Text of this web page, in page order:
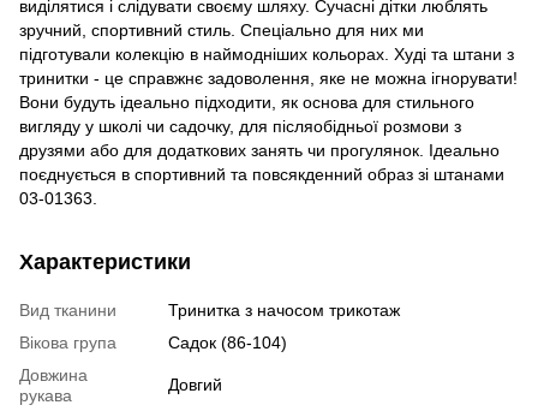
виділятися і слідувати своєму шляху. Сучасні дітки люблять
зручний, спортивний стиль. Спеціально для них ми
підготували колекцію в наймодніших кольорах. Худі та штани з
тринитки - це справжнє задоволення, яке не можна ігнорувати!
Вони будуть ідеально підходити, як основа для стильного
вигляду у школі чи садочку, для післяобідньої розмови з
друзями або для додаткових занять чи прогулянок. Ідеально
поєднується в спортивний та повсякденний образ зі штанами
03-01363.
Характеристики
Вид тканини
Тринитка з начосом трикотаж
Вікова група
Садок (86-104)
Довжина
рукава
Довгий